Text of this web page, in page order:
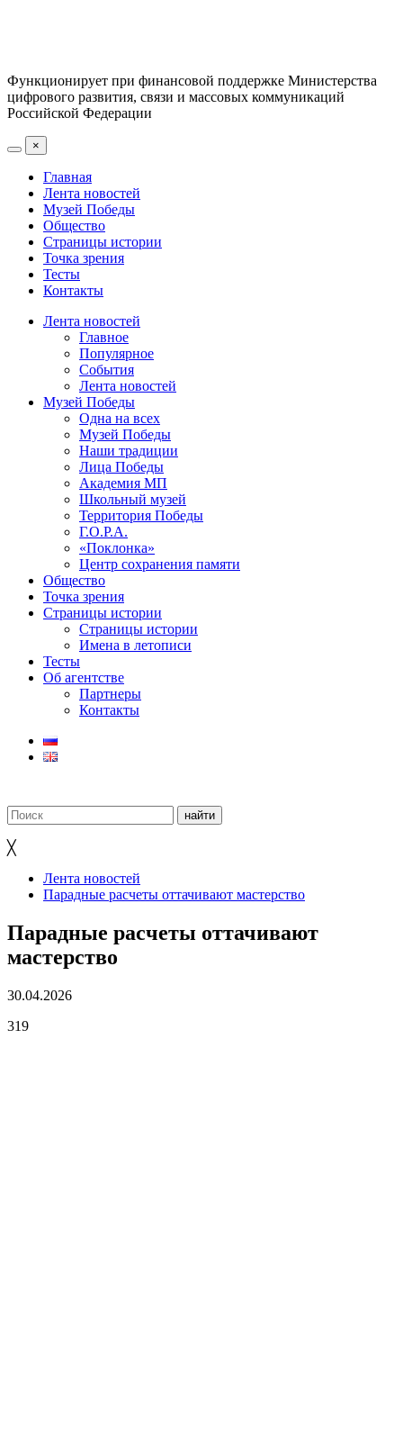
Функционирует при финансовой поддержке Министерства
цифрового развития, связи и массовых коммуникаций
Российской Федерации
×
Главная
Лента новостей
Музей Победы
Общество
Страницы истории
Точка зрения
Тесты
Контакты
Лента новостей
Главное
Популярное
События
Лента новостей
Музей Победы
Одна на всех
Музей Победы
Наши традиции
Лица Победы
Академия МП
Школьный музей
Территория Победы
Г.О.Р.А.
«Поклонка»
Центр сохранения памяти
Общество
Точка зрения
Страницы истории
Страницы истории
Имена в летописи
Тесты
Об агентстве
Партнеры
Контакты
╳
Лента новостей
Парадные расчеты оттачивают мастерство
Парадные расчеты оттачивают
мастерство
30.04.2026
319